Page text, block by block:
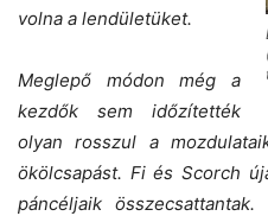
volna a lendületüket.
Meglepő módon még a
kezdők sem időzítették
olyan rosszul a
ökölcsapást. Fi és Scorch
páncéljaik